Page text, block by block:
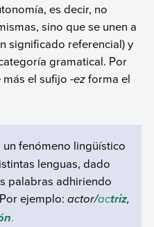
es decir, no
sino que se unen a
significado referencial) y
gramatical. Por
más el sufijo -ezforma el
un fenómeno lingüístico
lenguas, dado
palabras adhiriendo
ejemplo: actor/actriz,
.